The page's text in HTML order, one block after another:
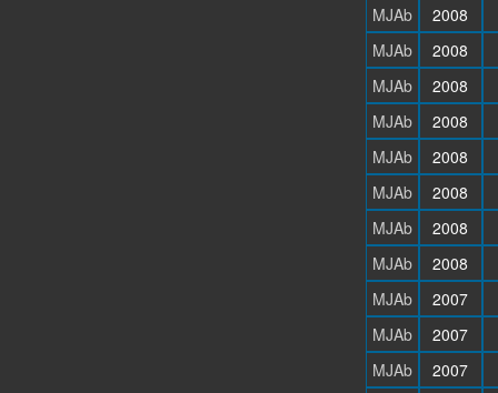
MJAb
2008
MJAb
2008
MJAb
2008
MJAb
2008
MJAb
2008
MJAb
2008
MJAb
2008
MJAb
2008
MJAb
2007
MJAb
2007
MJAb
2007